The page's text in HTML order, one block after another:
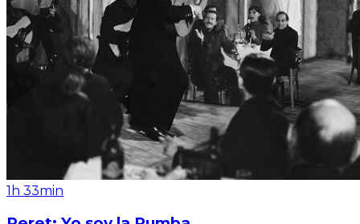
1h 33min